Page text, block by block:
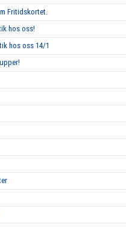
Fritidskortet.
hos oss!
hos oss 14/1